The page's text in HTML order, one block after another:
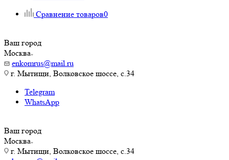
Сравнение товаров0
Ваш город
Москва
enkomrus@mail.ru
г. Мытищи, Волковское шоссе, с.34
Telegram
WhatsApp
Ваш город
Москва
г. Мытищи, Волковское шоссе, с.34